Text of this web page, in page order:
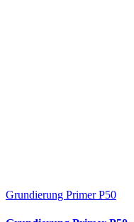
Grundierung Primer P50